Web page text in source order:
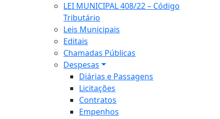
LEI MUNICIPAL 408/22 – Código
Tributário
Leis Municipais
Editais
Chamadas Públicas
Despesas
Diárias e Passagens
Licitações
Contratos
Empenhos